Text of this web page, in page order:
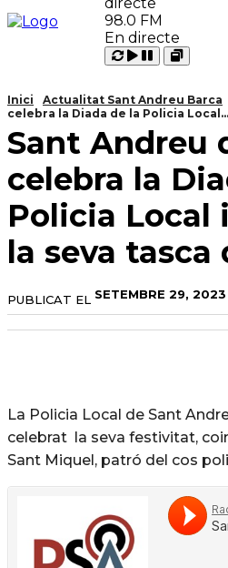
98.0 FM
En directe
Carregant
Reproduir
Pausar
Open
Inici Actualitat Sant Andreu Barca
celebra la Diada de la Policia Local...
Sant Andreu
celebra la
Policia Local
la seva tasca
PUBLICAT EL SETEMBRE 29, 2023
La Policia Local de Sant
celebrat la seva festivitat,
Sant Miquel, patró del cos